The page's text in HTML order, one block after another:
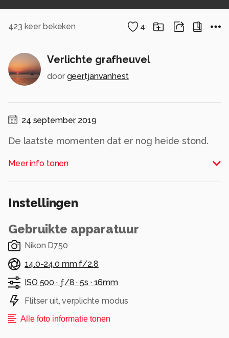
423 keer bekeken 4
Verlichte grafheuvel
door geertjanvanhest
24 september, 2019
De laatste momenten dat er nog heide stond.
op deze grafheuvel. Het was het kleine
momentje dat de zon op kwam en zich nog
Alle rechten voorbehouden
Meer info tonen
Instellingen
Gebruikte apparatuur
Nikon D750
14.0-24.0 mm f/2.8
ISO 500 · ƒ/8 ·5s · 16mm
Flitser uit, verplichte modus
Alle foto informatie tonen